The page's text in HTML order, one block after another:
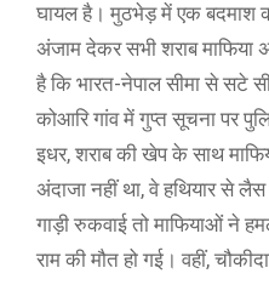
घायल है। मुठभेड़ में एक बदमाश
अंजाम देकर सभी शराब माफिया
है कि भारत-नेपाल सीमा से सटे
कोआरि गांव में गुप्त सूचना पर
इधर, शराब की खेप के साथ
अंदाजा नहीं था, वे हथियार से
गाड़ी रुकवाई तो माफियाओं ने
राम की मौत हो गई। वहीं,